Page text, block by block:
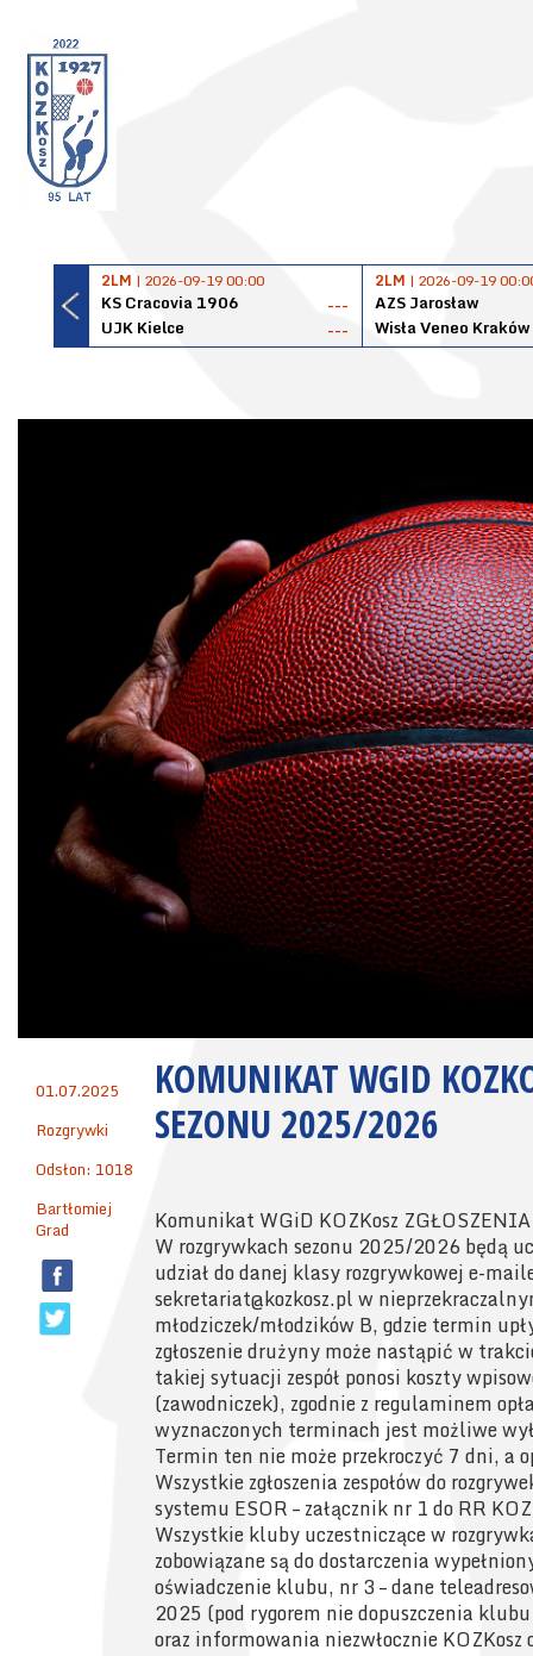
2LM | 2026-09-19 00:00
KS Cracovia 1906
---
UJK Kielce
---
2LM | 2026-09-19
AZS Jarosław
Wisła Veneo Kraków
01.07.2025
Rozgrywki
Odsłon: 1018
Bartłomiej
Grad
KOMUNIKAT WGID
SEZONU 2025/2026
Komunikat WGiD KOZKosz
W rozgrywkach sezonu 2025/2026 będą
udział do danej klasy rozgrywkowej e-
sekretariat@kozkosz.pl w
młodziczek/młodzików B, gdzie termin
zgłoszenie drużyny może nastąpić w
takiej sytuacji zespół ponosi koszty
(zawodniczek), zgodnie z regulaminem
wyznaczonych terminach jest możliwe
Termin ten nie może przekroczyć 7 dni, a
Wszystkie zgłoszenia zespołów do
systemu ESOR – załącznik nr 1 do RR
Wszystkie kluby uczestniczące w
zobowiązane są do dostarczenia
oświadczenie klubu, nr 3 – dane
2025 (pod rygorem nie dopuszczenia
oraz informowania niezwłocznie KOZKosz